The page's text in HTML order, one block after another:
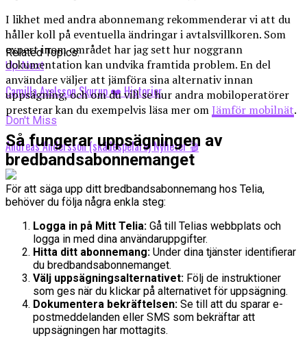
Related Topics:
Up Next
Camilla Axelsson Skurup ❤️ Historier
Don't Miss
Andreas Andersson (skådespelare) Nyheter 🎬
I likhet med andra abonnemang rekommenderar vi att du
håller koll på eventuella ändringar i avtalsvillkoren. Som
expert inom området har jag sett hur noggrann
dokumentation kan undvika framtida problem. En del
användare väljer att jämföra sina alternativ innan
uppsägning, och om du vill se hur andra mobiloperatörer
presterar kan du exempelvis läsa mer omJämför mobilnät.
Så fungerar uppsägningen av
bredbandsabonnemanget
För att säga upp ditt bredbandsabonnemang hos Telia,
behöver du följa några enkla steg:
Logga in på Mitt Telia: Gå till Telias webbplats och
logga in med dina användaruppgifter.
Hitta ditt abonnemang: Under dina tjänster identifierar
du bredbandsabonnemanget.
Välj uppsägningsalternativet: Följ de instruktioner
som ges när du klickar på alternativet för uppsägning.
Dokumentera bekräftelsen: Se till att du sparar e-
postmeddelanden eller SMS som bekräftar att
uppsägningen har mottagits.